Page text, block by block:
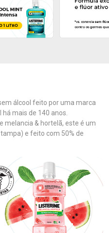
álcool feito por uma marca
mais de 140 anos.
melancia & hortelã, este é um
e feito com 50% de